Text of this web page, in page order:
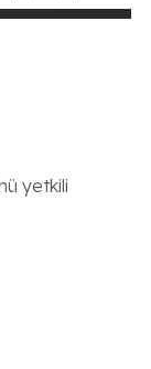
yetkili